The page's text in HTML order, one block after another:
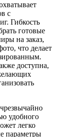
с
Гибкость
готовые
на заказ,
что делает
доступна,
удобного
легко
параметры